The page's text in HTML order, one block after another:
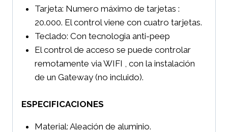
Tarjeta: Numero máximo de tarjetas :
20.000. El control viene con cuatro tarjetas.
Teclado: Con tecnologia anti-peep
El control de acceso se puede controlar
remotamente via WIFI , con la instalación
de un Gateway (no incluido).
ESPECIFICACIONES
Material: Aleación de aluminio.